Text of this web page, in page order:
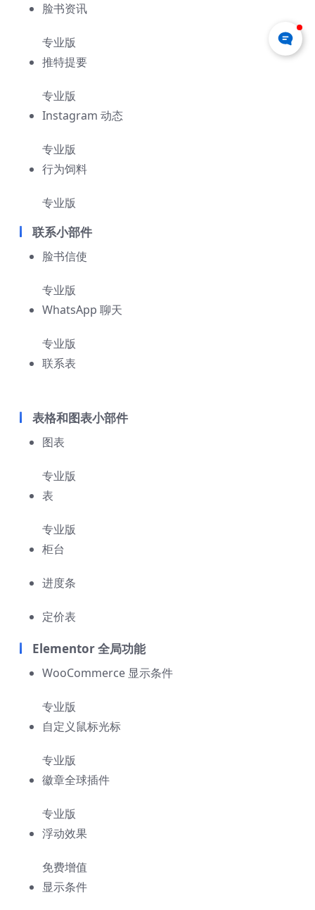
脸书资讯
专业版
推特提要
专业版
Instagram 动态
专业版
行为饲料
专业版
联系小部件
脸书信使
专业版
WhatsApp 聊天
专业版
联系表
表格和图表小部件
图表
专业版
表
专业版
柜台
进度条
定价表
Elementor 全局功能
WooCommerce 显示条件
专业版
自定义鼠标光标
专业版
徽章全球插件
专业版
浮动效果
免费增值
显示条件